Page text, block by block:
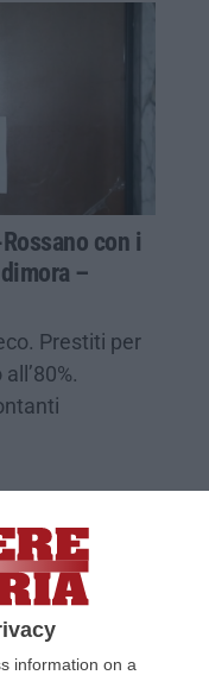
information on a
con i
–
Prestiti per